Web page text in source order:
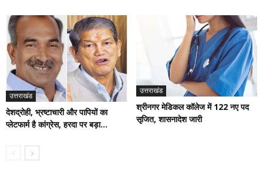
उत्तराखंड
देशद्रोही, भ्रष्टाचारी और पापियों का
प्लेटफार्म है कांग्रेस, हरदा पर बड़ा...
उत्तराखंड
श्रीनगर मेडिकल कॉलेज में 122 नए पद
सृजित, शासनादेश जारी